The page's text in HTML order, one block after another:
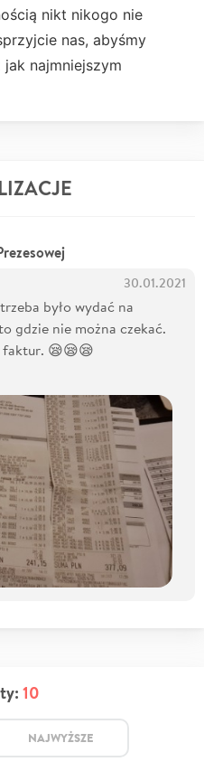
nikt nikogo nie
nas, abyśmy
najmniejszym
30.01.2021
było wydać na
gdzie nie można czekać.
faktur. 😪😪😪
10
NAJWYŻSZE